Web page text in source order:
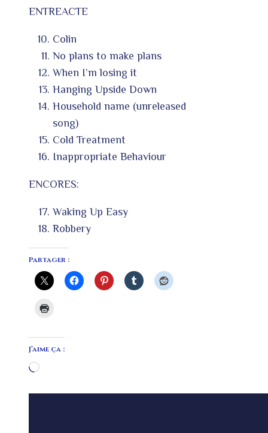
ENTREACTE
Colin
No plans to make plans
When I’m losing it
Hanging Upside Down
Household name (unreleased
song)
Cold Treatment
Inappropriate Behaviour
ENCORES:
Waking Up Easy
Robbery
Partager :
J’aime ça :
Chargement…